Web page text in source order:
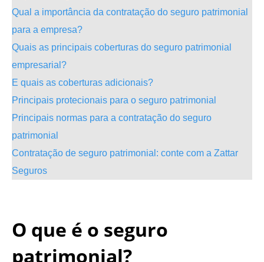
Qual a importância da contratação do seguro patrimonial
para a empresa?
Quais as principais coberturas do seguro patrimonial
empresarial?
E quais as coberturas adicionais?
Principais protecionais para o seguro patrimonial
Principais normas para a contratação do seguro
patrimonial
Contratação de seguro patrimonial: conte com a Zattar
Seguros
O que é o seguro
patrimonial?